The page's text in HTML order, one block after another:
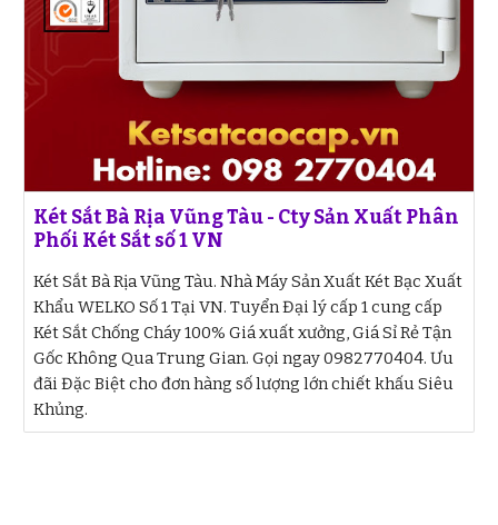
Két Sắt Bà Rịa Vũng Tàu - Cty Sản Xuất Phân
Phối Két Sắt số 1 VN
Két Sắt Bà Rịa Vũng Tàu. Nhà Máy Sản Xuất Két Bạc Xuất
Khẩu WELKO Số 1 Tại VN. Tuyển Đại lý cấp 1 cung cấp
Két Sắt Chống Cháy 100% Giá xuất xưởng, Giá Sỉ Rẻ Tận
Gốc Không Qua Trung Gian. Gọi ngay 0982770404. Ưu
đãi Đặc Biệt cho đơn hàng số lượng lớn chiết khấu Siêu
Khủng.